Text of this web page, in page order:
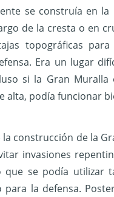
se construía en la
de la cresta o en
topográficas
Era un lugar
si la Gran Muralla
alta, podía funcionar
construcción de la
invasiones
que se podía utilizar
para la defensa.